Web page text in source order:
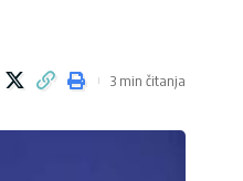
3 min čitanja